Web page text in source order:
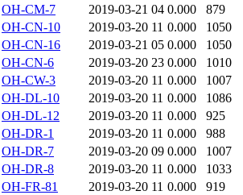
OH-CM-7
2019-03-21 04 0.000
879
OH-CN-10
2019-03-20 11 0.000
1050
OH-CN-16
2019-03-21 05 0.000
1050
OH-CN-6
2019-03-20 23 0.000
1010
OH-CW-3
2019-03-20 11 0.000
1007
OH-DL-10
2019-03-20 11 0.000
1086
OH-DL-12
2019-03-20 11 0.000
925
OH-DR-1
2019-03-20 11 0.000
988
OH-DR-7
2019-03-20 09 0.000
1007
OH-DR-8
2019-03-20 11 0.000
1033
OH-FR-81
2019-03-20 11 0.000
919